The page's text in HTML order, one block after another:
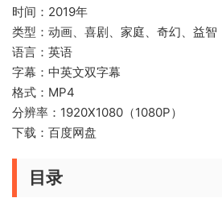
时间：2019年
类型：动画、喜剧、家庭、奇幻、益智
语言：英语
字幕：中英文双字幕
格式：MP4
分辨率：1920X1080（1080P）
下载：百度网盘
目录